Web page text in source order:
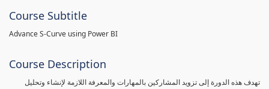
Course Subtitle
Advance S-Curve using Power BI
Course Description
تهدف هذه الدورة إلى تزويد المشاركين بالمهارات والمعرفة اللازمة لإنشاء وتحليل